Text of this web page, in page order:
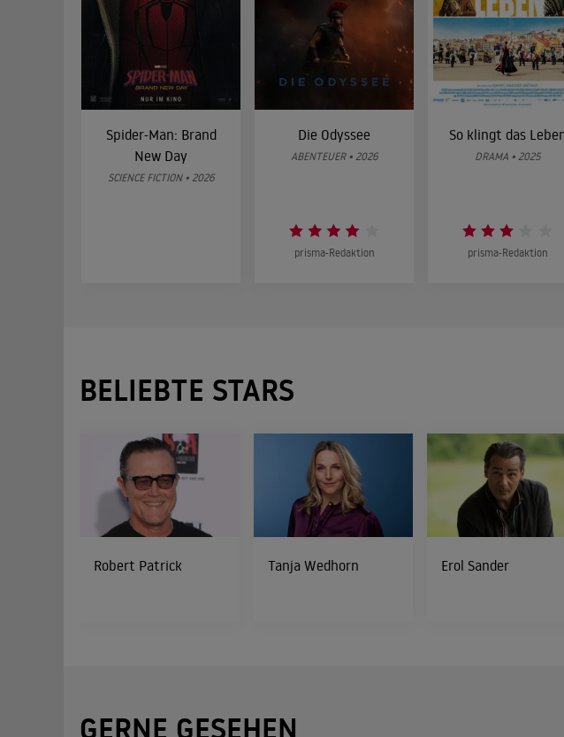
Spider-Man: Brand
New Day
SCIENCE FICTION • 2026
Die Odyssee
ABENTEUER • 2026
prisma-Redaktion
So klingt das
DRAMA • 2025
prisma-Redaktion
BELIEBTE STARS
Robert Patrick Tanja Wedhorn Erol Sander